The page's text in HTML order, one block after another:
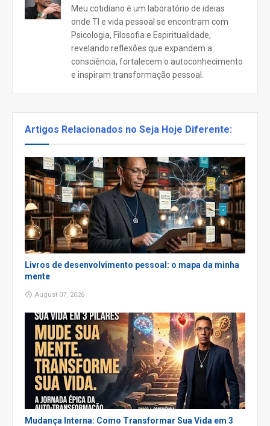
Meu cotidiano é um laboratório de ideias
onde TI e vida pessoal se encontram com
Psicologia, Filosofia e Espiritualidade,
revelando reflexões que expandem a
consciência, fortalecem o autoconhecimento
e inspiram transformação pessoal.
Artigos Relacionados no Seja Hoje Diferente:
Livros de desenvolvimento pessoal: o mapa da minha
mente
August 07, 2026
Mudança Interna: Como Transformar Sua Vida em 3